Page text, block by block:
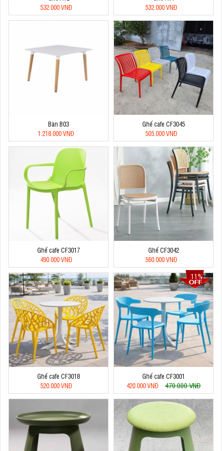
532.000 VNĐ
532.000 VNĐ
Bàn B03
1.218.000 VNĐ
Ghế cafe CF3045
505.000 VNĐ
Ghế cafe CF3017
490.000 VNĐ
Ghế CF3042
560.000 VNĐ
Ghế cafe CF3018
520.000 VNĐ
11%
Ghế cafe CF3001
420.000 VNĐ
470.000 VNĐ